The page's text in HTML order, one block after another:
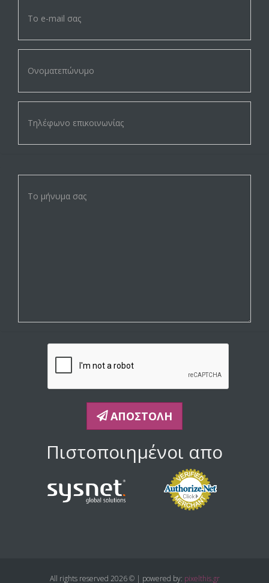
ΑΠΟΣΤΟΛΉ
Πιστοποιημένοι απο
All rights reserved 2026 © | powered by: pixelthis.gr